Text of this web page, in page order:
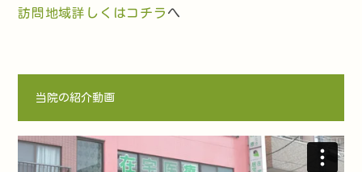
訪問地域詳しくはコチラ へ
当院の紹介動画